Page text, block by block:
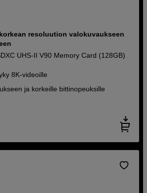
resoluution valokuvaukseen
UHS-II V90 Memory Card (128GB)
8K-videoille
ja korkeille bittinopeuksille